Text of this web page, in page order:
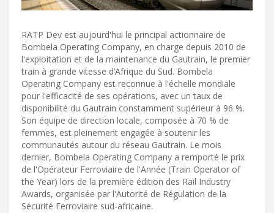
RATP Dev est aujourd'hui le principal actionnaire de
Bombela Operating Company, en charge depuis 2010 de
l'exploitation et de la maintenance du Gautrain, le premier
train à grande vitesse d’Afrique du Sud. Bombela
Operating Company est reconnue à l'échelle mondiale
pour l'efficacité de ses opérations, avec un taux de
disponibilité du Gautrain constamment supérieur à 96 %.
Son équipe de direction locale, composée à 70 % de
femmes, est pleinement engagée à soutenir les
communautés autour du réseau Gautrain. Le mois
dernier, Bombela Operating Company a remporté le prix
de l'Opérateur Ferroviaire de l'Année (Train Operator of
the Year) lors de la première édition des Rail Industry
Awards, organisée par l'Autorité de Régulation de la
Sécurité Ferroviaire sud-africaine.